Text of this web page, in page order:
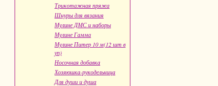
Трикотажная пряжа
Шнуры для вязания
Мулине ДМС и наборы
Мулине Гамма
Мулине Питер 10 м(12 шт в
уп)
Носочная добавка
Хозяюшка-рукодельница
Для души и душа